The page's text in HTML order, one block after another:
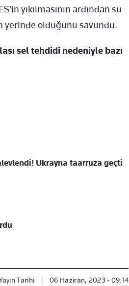
yıkılmasının ardından su
olduğunu savundu.
sel tehdidi nedeniyle bazı
Ukrayna taarruza geçti
Tarihi 06 Haziran, 2023 - 09:14